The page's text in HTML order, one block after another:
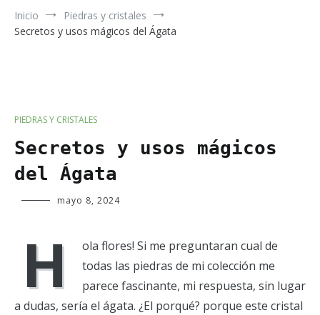
Inicio
Piedras y cristales
Secretos y usos mágicos del Ágata
PIEDRAS Y CRISTALES
Secretos y usos mágicos
del Ágata
Verde
mayo 8, 2024
H
ola flores! Si me preguntaran cual de
todas las piedras de mi colección me
parece fascinante, mi respuesta, sin lugar
a dudas, sería el ágata. ¿El porqué? porque este cristal